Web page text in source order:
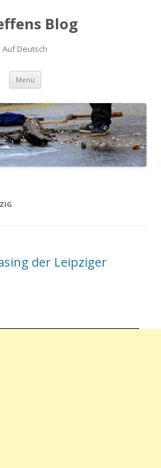
Blog
Auf Deutsch
Menü Zum Inhalt springen
der Leipziger